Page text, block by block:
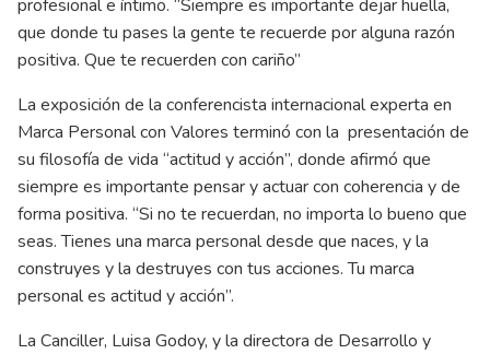
profesional e íntimo. “Siempre es importante dejar huella,
que donde tu pases la gente te recuerde por alguna razón
positiva. Que te recuerden con cariño”
La exposición de la conferencista internacional experta en
Marca Personal con Valores terminó con la presentación de
su filosofía de vida “actitud y acción”, donde afirmó que
siempre es importante pensar y actuar con coherencia y de
forma positiva. “Si no te recuerdan, no importa lo bueno que
seas. Tienes una marca personal desde que naces, y la
construyes y la destruyes con tus acciones. Tu marca
personal es actitud y acción”.
La Canciller, Luisa Godoy, y la directora de Desarrollo y